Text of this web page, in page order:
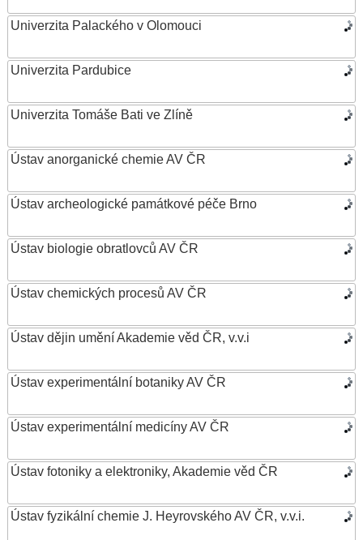
Univerzita Palackého v Olomouci
Univerzita Pardubice
Univerzita Tomáše Bati ve Zlíně
Ústav anorganické chemie AV ČR
Ústav archeologické památkové péče Brno
Ústav biologie obratlovců AV ČR
Ústav chemických procesů AV ČR
Ústav dějin umění Akademie věd ČR, v.v.i
Ústav experimentální botaniky AV ČR
Ústav experimentální medicíny AV ČR
Ústav fotoniky a elektroniky, Akademie věd ČR
Ústav fyzikální chemie J. Heyrovského AV ČR, v.v.i.